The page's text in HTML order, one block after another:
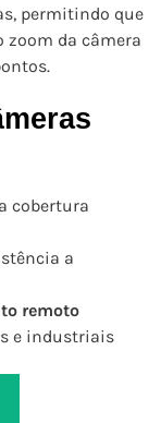
permitindo que
zoom da câmera
cobertura
a
remoto
e industriais